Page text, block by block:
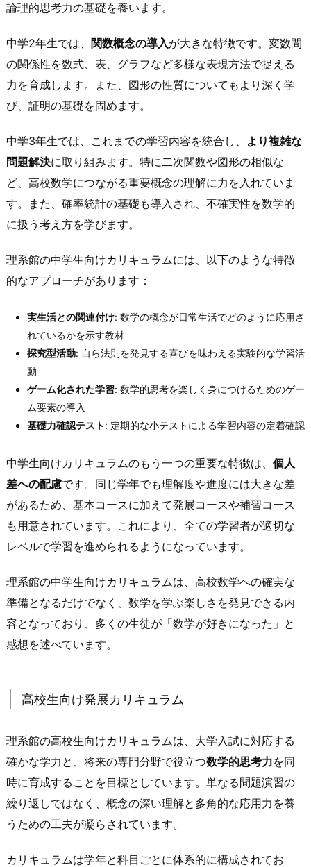
論理的思考力の基礎を養います。
中学2年生では、 関数概念の導入が大きな特徴です。変数間
の関係性を数式、表、グラフなど多様な表現方法で捉える
力を育成します。また、図形の性質についてもより深く学
び、証明の基礎を固めます。
中学3年生では、これまでの学習内容を統合し、 より複雑な
問題解決に取り組みます。特に二次関数や図形の相似な
ど、高校数学につながる重要概念の理解に力を入れていま
す。また、確率統計の基礎も導入され、不確実性を数学的
に扱う考え方を学びます。
理系館の中学生向けカリキュラムには、以下のような特徴
的なアプローチがあります：
実生活との関連付け: 数学の概念が日常生活でどのように応用さ
れているかを示す教材
探究型活動: 自ら法則を発見する喜びを味わえる実験的な学習活
動
ゲーム化された学習: 数学的思考を楽しく身につけるためのゲー
ム要素の導入
基礎力確認テスト: 定期的な小テストによる学習内容の定着確認
中学生向けカリキュラムのもう一つの重要な特徴は、 個人
差への配慮です。同じ学年でも理解度や進度には大きな差
があるため、基本コースに加えて発展コースや補習コース
も用意されています。これにより、全ての学習者が適切な
レベルで学習を進められるようになっています。
理系館の中学生向けカリキュラムは、高校数学への確実な
準備となるだけでなく、数学を学ぶ楽しさを発見できる内
容となっており、多くの生徒が「数学が好きになった」と
感想を述べています。
高校生向け発展カリキュラム
理系館の高校生向けカリキュラムは、大学入試に対応する
確かな学力と、将来の専門分野で役立つ数学的思考力を同
時に育成することを目標としています。単なる問題演習の
繰り返しではなく、概念の深い理解と多角的な応用力を養
うための工夫が凝らされています。
カリキュラムは学年と科目ごとに体系的に構成されてお